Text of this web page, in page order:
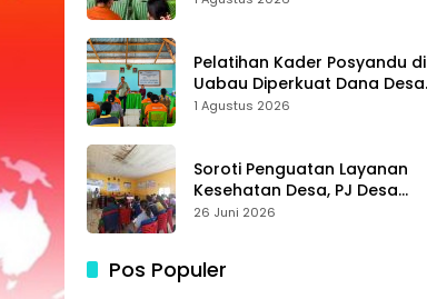
Pelatihan Kader Posyandu di
Uabau Diperkuat Dana Desa
2026, Remigius Bria Tekankan
1 Agustus 2026
Soroti Penguatan Layanan
Kesehatan Desa, PJ Desa
Kereana Willybrodus K. Khun,
26 Juni 2026
Pos Populer